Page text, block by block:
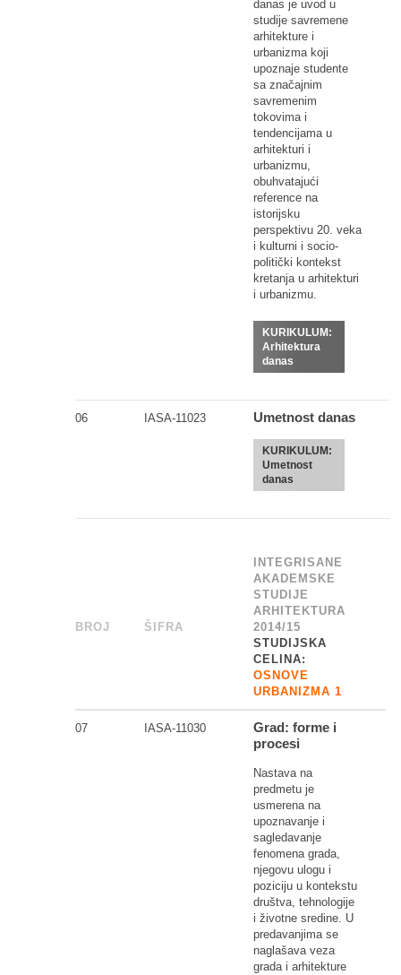
danas je uvod u
studije savremene
arhitekture i
urbanizma koji
upoznaje studente
sa značajnim
savremenim
tokovima i
tendencijama u
arhitekturi i
urbanizmu,
obuhvatajući
reference na
istorijsku
perspektivu 20. veka
i kulturni i socio-
politički kontekst
kretanja u arhitekturi
i urbanizmu.
KURIKULUM:
Arhitektura
danas
06 IASA-11023 Umetnost danas
KURIKULUM:
Umetnost
danas
BROJ ŠIFRA
INTEGRISANE
AKADEMSKE
STUDIJE
ARHITEKTURA
2014/15
STUDIJSKA
CELINA:
OSNOVE
URBANIZMA 1
07 IASA-11030
Grad: forme i
procesi
Nastava na
predmetu je
usmerena na
upoznavanje i
sagledavanje
fenomena grada,
njegovu ulogu i
poziciju u kontekstu
društva, tehnologije
i životne sredine. U
predavanjima se
naglašava veza
grada i arhitekture